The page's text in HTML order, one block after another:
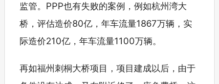
监管。PPP也有失败的案例，例如杭州湾大
桥，评估造价80亿，年车流量1867万辆，实
际造价210亿，年车流量1100万辆。
再如福州刺桐大桥项目，项目建成以后，由于